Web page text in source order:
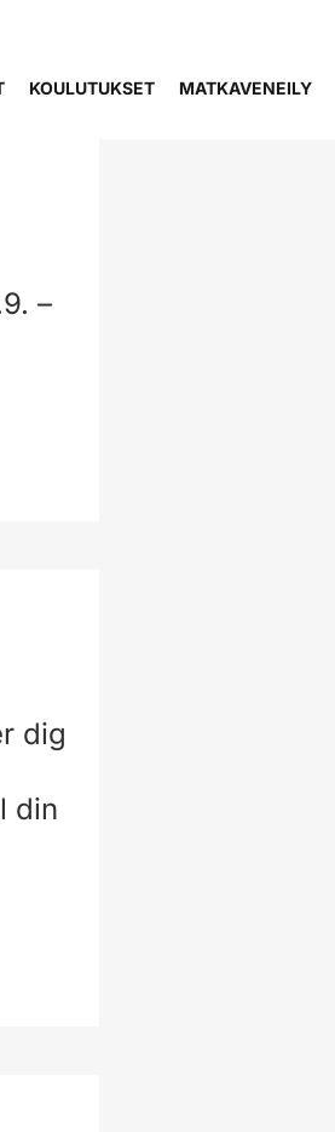
KOULUTUKSET MATKAVENEILY
–
dig
din